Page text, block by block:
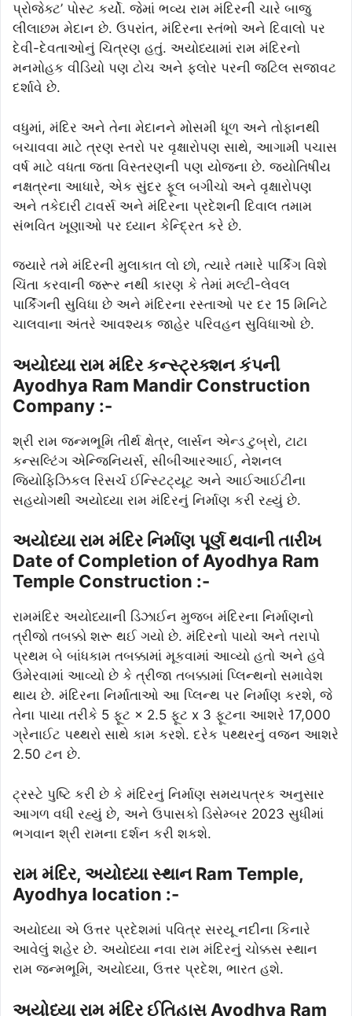
પ્રોજેક્ટ’ પોસ્ટ કર્યો. જેમાં ભવ્ય રામ મંદિરની ચારે બાજુ
લીલાછમ મેદાન છે. ઉપરાંત, મંદિરના સ્તંભો અને દિવાલો પર
દેવી-દેવતાઓનું ચિત્રણ હતું. અયોધ્યામાં રામ મંદિરનો
મનમોહક વીડિયો પણ ટોચ અને ફ્લોર પરની જટિલ સજાવટ
દર્શાવે છે.
વધુમાં, મંદિર અને તેના મેદાનને મોસમી ધૂળ અને તોફાનથી
બચાવવા માટે ત્રણ સ્તરો પર વૃક્ષારોપણ સાથે, આગામી પચાસ
વર્ષ માટે વધતા જતા વિસ્તરણની પણ યોજના છે. જ્યોતિષીય
નક્ષત્રના આધારે, એક સુંદર ફૂલ બગીચો અને વૃક્ષારોપણ
અને તકેદારી ટાવર્સ અને મંદિરના પ્રદેશની દિવાલ તમામ
સંભવિત ખૂણાઓ પર ધ્યાન કેન્દ્રિત કરે છે.
જ્યારે તમે મંદિરની મુલાકાત લો છો, ત્યારે તમારે પાર્કિંગ વિશે
ચિંતા કરવાની જરૂર નથી કારણ કે તેમાં મલ્ટી-લેવલ
પાર્કિંગની સુવિધા છે અને મંદિરના રસ્તાઓ પર દર 15 મિનિટે
ચાલવાના અંતરે આવશ્યક જાહેર પરિવહન સુવિધાઓ છે.
અયોધ્યા રામ મંદિર કન્સ્ટ્રક્શન કંપની
Ayodhya Ram Mandir Construction
Company :-
શ્રી રામ જન્મભૂમિ તીર્થ ક્ષેત્ર, લાર્સન એન્ડ ટુબ્રો, ટાટા
કન્સલ્ટિંગ એન્જિનિયર્સ, સીબીઆરઆઈ, નેશનલ
જિયોફિઝિકલ રિસર્ચ ઈન્સ્ટિટ્યૂટ અને આઈઆઈટીના
સહયોગથી અયોધ્યા રામ મંદિરનું નિર્માણ કરી રહ્યું છે.
અયોધ્યા રામ મંદિર નિર્માણ પૂર્ણ થવાની તારીખ
Date of Completion of Ayodhya Ram
Temple Construction :-
રામમંદિર અયોધ્યાની ડિઝાઈન મુજબ મંદિરના નિર્માણનો
ત્રીજો તબક્કો શરૂ થઈ ગયો છે. મંદિરનો પાયો અને તરાપો
પ્રથમ બે બાંધકામ તબક્કામાં મૂકવામાં આવ્યો હતો અને હવે
ઉમેરવામાં આવ્યો છે કે ત્રીજા તબક્કામાં પ્લિન્થનો સમાવેશ
થાય છે. મંદિરના નિર્માતાઓ આ પ્લિન્થ પર નિર્માણ કરશે, જે
તેના પાયા તરીકે 5 ફૂટ × 2.5 ફૂટ x 3 ફૂટના આશરે 17,000
ગ્રેનાઈટ પથ્થરો સાથે કામ કરશે. દરેક પથ્થરનું વજન આશરે
2.50 ટન છે.
ટ્રસ્ટે પુષ્ટિ કરી છે કે મંદિરનું નિર્માણ સમયપત્રક અનુસાર
આગળ વધી રહ્યું છે, અને ઉપાસકો ડિસેમ્બર 2023 સુધીમાં
ભગવાન શ્રી રામના દર્શન કરી શકશે.
રામ મંદિર, અયોધ્યા સ્થાન Ram Temple,
Ayodhya location :-
અયોધ્યા એ ઉત્તર પ્રદેશમાં પવિત્ર સરયૂ નદીના કિનારે
આવેલું શહેર છે. અયોધ્યા નવા રામ મંદિરનું ચોક્કસ સ્થાન
રામ જન્મભૂમિ, અયોધ્યા, ઉત્તર પ્રદેશ, ભારત હશે.
અયોધ્યા રામ મંદિર ઈતિહાસ Ayodhya Ram